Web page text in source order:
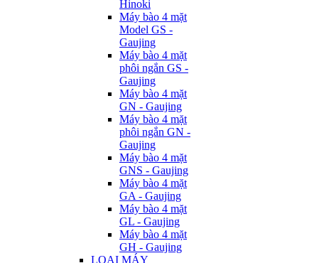
Hinoki
Máy bào 4 mặt
Model GS -
Gaujing
Máy bào 4 mặt
phôi ngắn GS -
Gaujing
Máy bào 4 mặt
GN - Gaujing
Máy bào 4 mặt
phôi ngắn GN -
Gaujing
Máy bào 4 mặt
GNS - Gaujing
Máy bào 4 mặt
GA - Gaujing
Máy bào 4 mặt
GL - Gaujing
Máy bào 4 mặt
GH - Gaujing
LOẠI MÁY